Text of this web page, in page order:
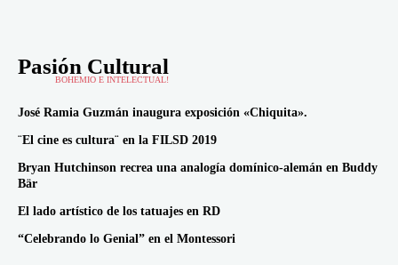
Pasión Cultural
BOHEMIO E INTELECTUAL!
José Ramia Guzmán inaugura exposición «Chiquita».
¨El cine es cultura¨ en la FILSD 2019
Bryan Hutchinson recrea una analogía domínico-alemán en Buddy
Bär
El lado artístico de los tatuajes en RD
“Celebrando lo Genial” en el Montessori